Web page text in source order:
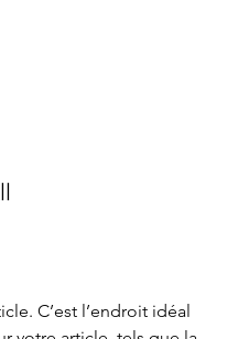
C’est l’endroit idéal